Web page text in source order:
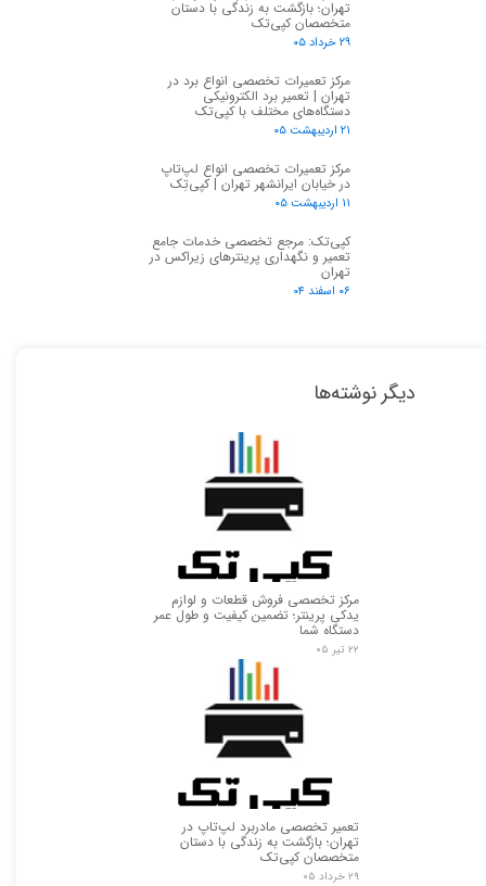
تهران؛ بازگشت به زندگی با دستان
متخصصان کپی‌تک
۲۹ خرداد ۰۵
مرکز تعمیرات تخصصی انواع برد در
تهران | تعمیر برد الکترونیکی
دستگاه‌های مختلف با کپی‌تک
۲۱ اردیبهشت ۰۵
مرکز تعمیرات تخصصی انواع لپ‌تاپ
در خیابان ایرانشهر تهران | کپی‌تِک
۱۱ اردیبهشت ۰۵
کپی‌تک: مرجع تخصصی خدمات جامع
تعمیر و نگهداری پرینترهای زیراکس در
تهران
۰۶ اسفند ۰۴
دیگر نوشته‌ها
مرکز تخصصی فروش قطعات و لوازم
یدکی پرینتر؛ تضمین کیفیت و طول عمر
دستگاه شما
۲۲ تیر ۰۵
تعمیر تخصصی مادربرد لپ‌تاپ در
تهران؛ بازگشت به زندگی با دستان
متخصصان کپی‌تک
۲۹ خرداد ۰۵